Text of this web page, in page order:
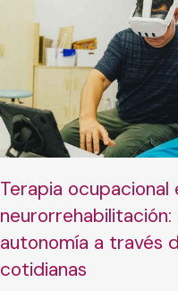
Terapia ocupacional
autonomía a través
cotidianas